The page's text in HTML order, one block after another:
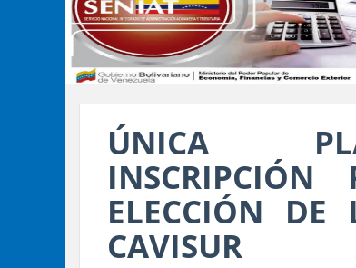
ÚNICA
ELECCIÓN DE
CAVISUR